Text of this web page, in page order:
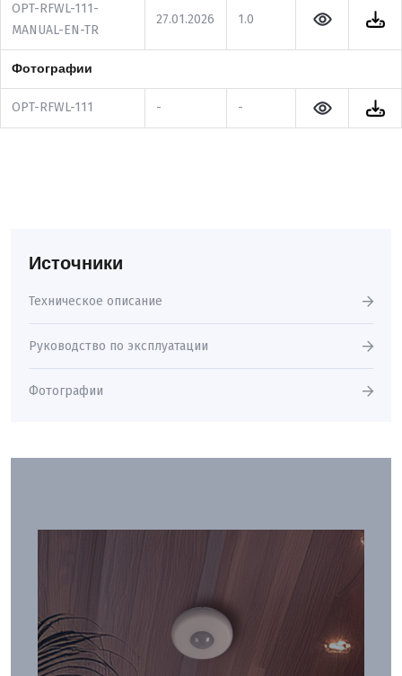
OPT-RFWL-111-
MANUAL-EN-TR
27.01.2026 1.0
Фотографии
OPT-RFWL-111 - -
Источники
Техническое описание
Руководство по эксплуатации
Фотографии